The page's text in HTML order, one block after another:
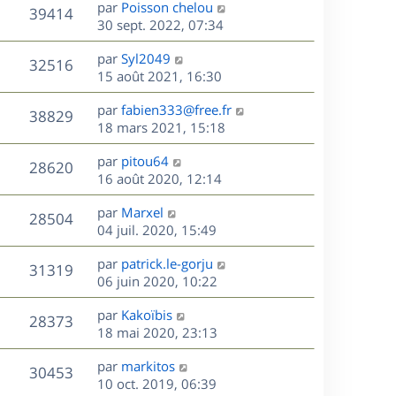
n
i
e
r
m
e
s
s
a
g
e
39414V
u
e
s
D
e
r
n
i
e
r
m
e
s
s
a
g
e
par Poisson chelou
30 sept. 2022, 07:34
32516V
u
s
D
e
r
n
i
e
r
m
e
s
s
a
g
e
par Syl2049
15 août 2021, 16:30
38829V
u
D
e
r
n
i
e
r
m
e
s
s
a
g
e
par fabien333@free.fr
18 mars 2021, 15:18
28620V
u
s
D
e
r
n
i
e
r
m
e
s
s
a
g
e
par pitou64
16 août 2020, 12:14
28504V
u
s
D
e
r
n
i
e
r
m
e
s
s
par Marxel
04 juil. 2020, 15:49
31319V
u
e
s
D
e
r
n
i
e
r
m
par patrick.le-gorju
06 juin 2020, 10:22
28373V
u
e
D
e
r
n
i
par Kakoïbis
18 mai 2020, 23:13
30453V
D
e
par markitos
10 oct. 2019, 06:39